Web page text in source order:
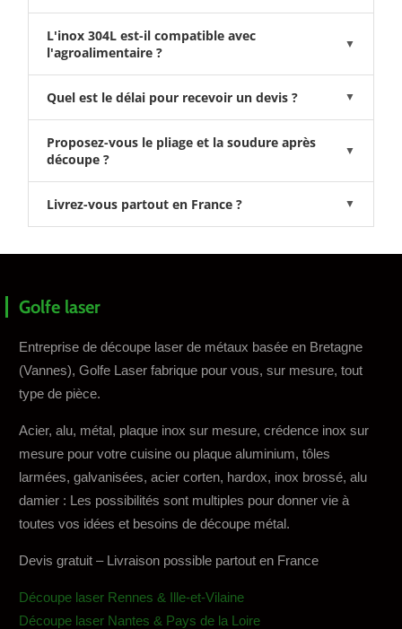
L'inox 304L est-il compatible avec
l'agroalimentaire ?
▼
Quel est le délai pour recevoir un devis ? ▼
Proposez-vous le pliage et la soudure après
découpe ?
▼
Livrez-vous partout en France ? ▼
Golfe laser
Entreprise de découpe laser de métaux basée en Bretagne
(Vannes), Golfe Laser fabrique pour vous, sur mesure, tout
type de pièce.
Acier, alu, métal, plaque inox sur mesure, crédence inox sur
mesure pour votre cuisine ou plaque aluminium, tôles
larmées, galvanisées, acier corten, hardox, inox brossé, alu
damier : Les possibilités sont multiples pour donner vie à
toutes vos idées et besoins de découpe métal.
Devis gratuit – Livraison possible partout en France
Découpe laser Rennes & Ille-et-Vilaine
Découpe laser Nantes & Pays de la Loire